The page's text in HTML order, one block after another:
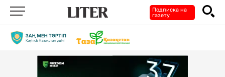
Подписка на
газету